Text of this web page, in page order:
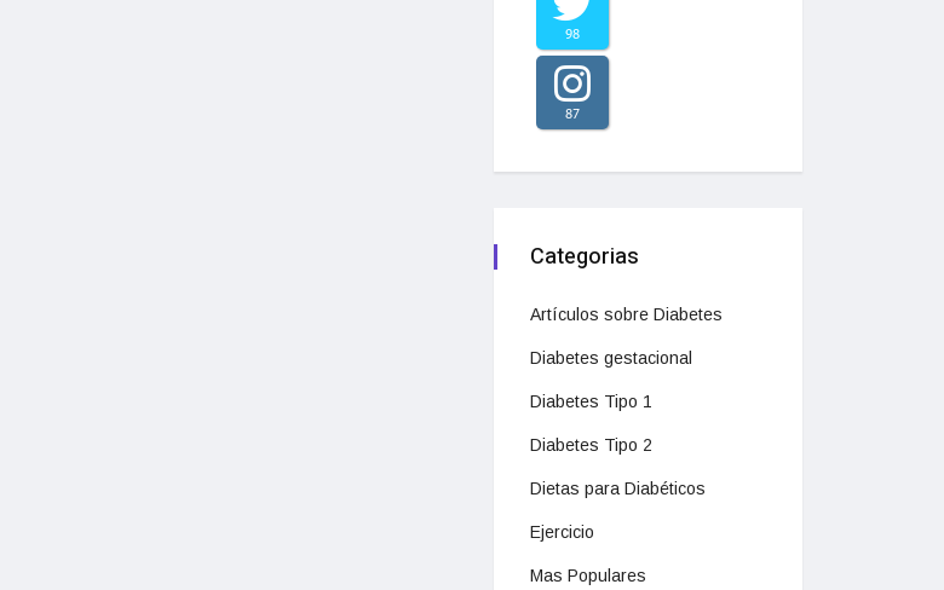
98
87
Categorias
Artículos sobre Diabetes
Diabetes gestacional
Diabetes Tipo 1
Diabetes Tipo 2
Dietas para Diabéticos
Ejercicio
Mas Populares